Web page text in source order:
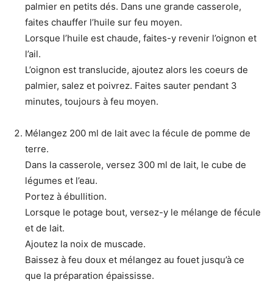
palmier en petits dés. Dans une grande casserole,
faites chauffer l’huile sur feu moyen.
Lorsque l’huile est chaude, faites-y revenir l’oignon et
l’ail.
L’oignon est translucide, ajoutez alors les coeurs de
palmier, salez et poivrez. Faites sauter pendant 3
minutes, toujours à feu moyen.
Mélangez 200 ml de lait avec la fécule de pomme de
terre.
Dans la casserole, versez 300 ml de lait, le cube de
légumes et l’eau.
Portez à ébullition.
Lorsque le potage bout, versez-y le mélange de fécule
et de lait.
Ajoutez la noix de muscade.
Baissez à feu doux et mélangez au fouet jusqu’à ce
que la préparation épaississe.